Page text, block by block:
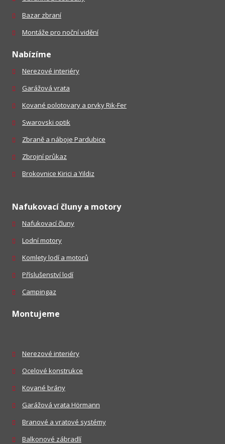
Bazar zbraní
Montáže pro noční vidění
Nabízíme
Nerezové interiéry
Garážová vrata
Kované polotovary a prvky Rik-Fer
Swarovski optik
Zbraně a náboje Pardubice
Zbrojní průkaz
Brokovnice Kirici a Yildiz
Nafukovací čluny a motory
Nafukovací čluny
Lodní motory
Komlety lodí a motorů
Příslušenství lodí
Campingaz
Montujeme
Nerezové interiéry
Ocelové konstrukce
Kované brány
Garážová vrata Hörmann
Branové a vratové systémy
Balkonové zábradlí